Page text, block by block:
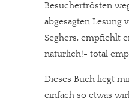
Besuchertrösten
abgesagten Lesung
Seghers, empfiehlt
natürlich!- total
Dieses Buch liegt
einfach so etwas